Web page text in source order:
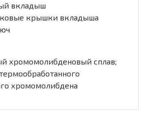
вкладыш
крышки вкладыша
хромомолибденовый сплав;
хромомолибдена